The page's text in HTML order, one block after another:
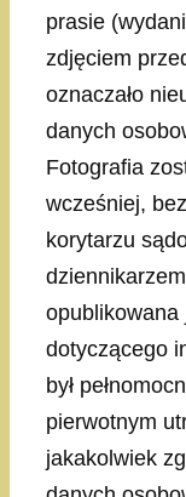
prasie
zdjęciem
oznaczało
danych
Fotografia
wcześniej,
korytarzu
opublikowana
dotyczącego
był
pierwotnym
jakakolwiek